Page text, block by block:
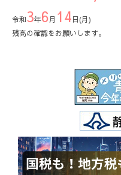
令和3年6月 14日(月)
残高の確認をお願いします。